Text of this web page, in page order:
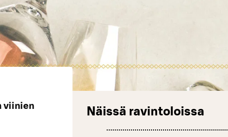
viinien
Näissä ravintoloissa